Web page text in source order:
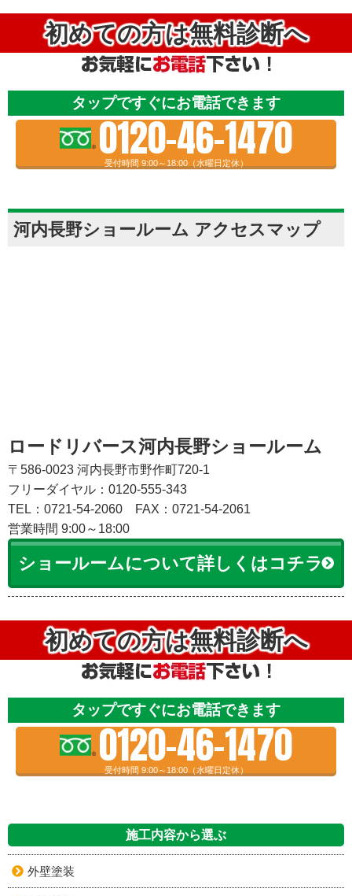
初めての方は無料診断へ
タップですぐにお電話できます
0120-46-1470
受付時間 9:00～18:00（水曜日定休）
河内長野ショールーム アクセスマップ
ロードリバース河内長野ショールーム
〒586-0023 河内長野市野作町720-1
フリーダイヤル：0120-555-343
TEL：0721-54-2060
FAX：0721-54-2061
営業時間 9:00～18:00
ショールームについて詳しくはコチラ
初めての方は無料診断へ
タップですぐにお電話できます
0120-46-1470
受付時間 9:00～18:00（水曜日定休）
施工内容から選ぶ
外壁塗装